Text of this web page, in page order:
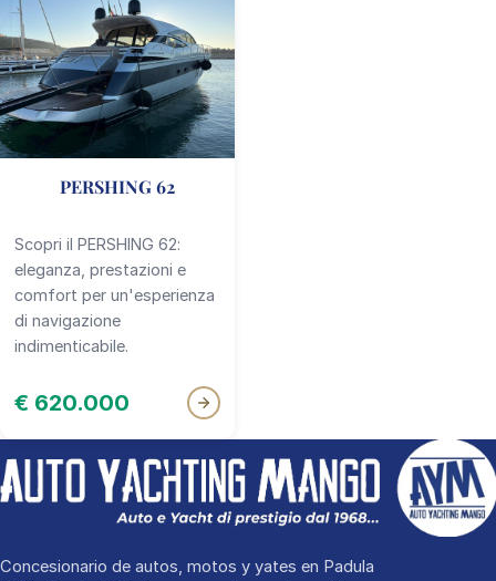
PERSHING 62
Scopri il PERSHING 62:
eleganza, prestazioni e
comfort per un'esperienza
di navigazione
indimenticabile.
€ 620.000
Concesionario de autos, motos y yates en Padula